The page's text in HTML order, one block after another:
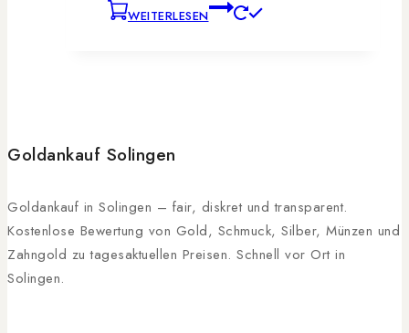
WEITERLESEN
Goldankauf Solingen
Goldankauf in Solingen – fair, diskret und transparent.
Kostenlose Bewertung von Gold, Schmuck, Silber, Münzen und
Zahngold zu tagesaktuellen Preisen. Schnell vor Ort in
Solingen.